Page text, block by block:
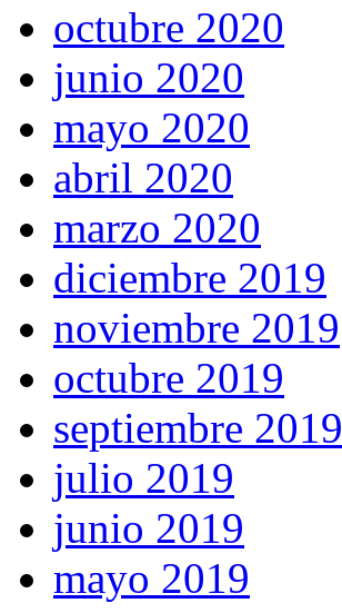
octubre 2020
junio 2020
mayo 2020
abril 2020
marzo 2020
diciembre 2019
noviembre 2019
octubre 2019
septiembre 2019
julio 2019
junio 2019
mayo 2019